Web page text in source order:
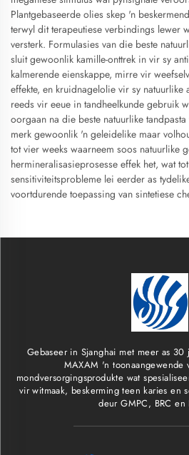
Plantgebaseerde olies skep 'n
terwyl dit terapeutiese verbindings lewer
versterk. Formulasies van die beste
sluit gewoonlik kamille-onttrek in vir sy
kalmerende eienskappe, mirre vir
effekte, en kruidnagelolie vir sy natuurlike
reeds vir eeue in tandheelkunde gebruik
oorgaan na die beste natuurlike
merk gewoonlik 'n geleidelike maar
tot vier weeks waarneem soos natuurlike
hermineralisasieprosesse effek het, wat
sensitiviteitsprobleme lei eerder as
voortdurende toepassing van sintetiese
Gebaseer in Sjanghai met meer as
MAXAM 'n toonaangewende
mondversorgingsprodukte wat
vir witmaak, beskerming teen karies en
deur GMPC, BRC en